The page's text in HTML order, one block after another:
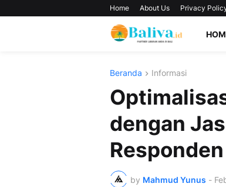
Home About Us Privacy
Beranda Informasi
dengan
by Mahmud Yunus -